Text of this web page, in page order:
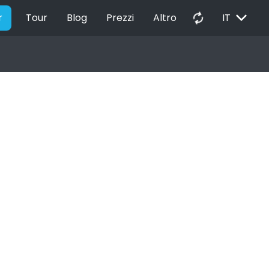
Tour Blog Prezzi Altro autorenew IT EXPAND_MORE